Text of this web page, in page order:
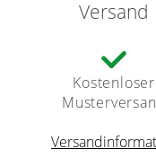
Versand
Kostenloser